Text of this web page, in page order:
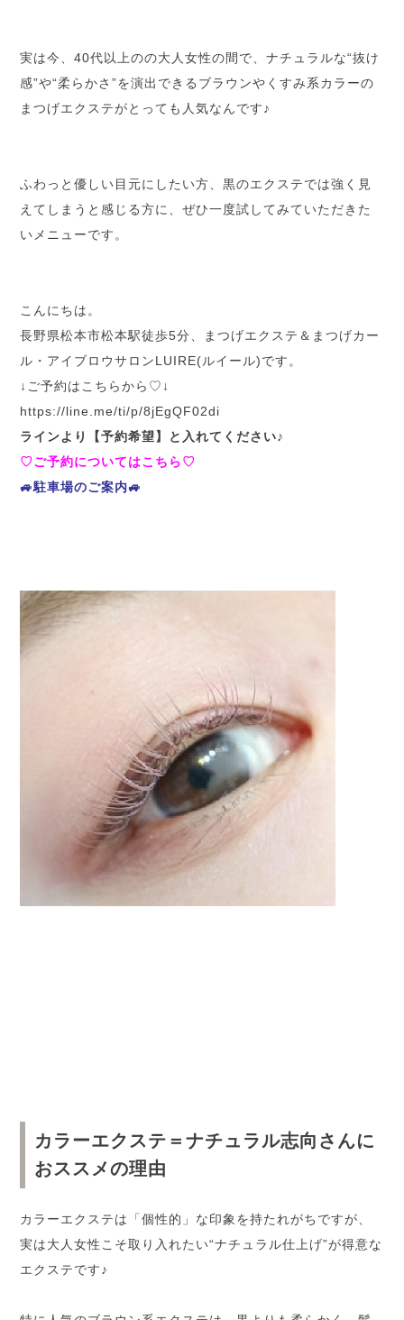
実は今、40代以上のの大人女性の間で、ナチュラルな“抜け
感”や“柔らかさ”を演出できるブラウンやくすみ系カラーの
まつげエクステがとっても人気なんです♪
ふわっと優しい目元にしたい方、黒のエクステでは強く見
えてしまうと感じる方に、ぜひ一度試してみていただきた
いメニューです。
こんにちは。
長野県松本市松本駅徒歩5分、まつげエクステ＆まつげカー
ル・アイブロウサロンLUIRE(ルイール)です。
↓ご予約はこちらから♡↓
https://line.me/ti/p/8jEgQF02di
ラインより【予約希望】と入れてください♪
♡ご予約についてはこちら♡
🚙駐車場のご案内🚙
カラーエクステ＝ナチュラル志向さんに
おススメの理由
カラーエクステは「個性的」な印象を持たれがちですが、
実は大人女性こそ取り入れたい“ナチュラル仕上げ”が得意な
エクステです♪